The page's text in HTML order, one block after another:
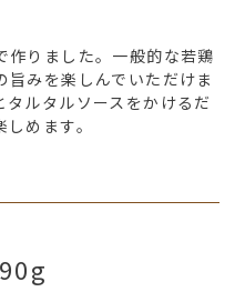
作りました。一般的な若鶏
みを楽しんでいただけま
ルタルソースをかけるだ
めます。